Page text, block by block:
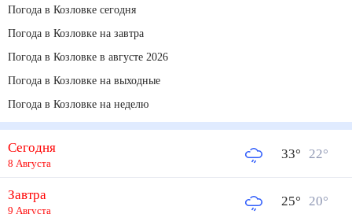
Погода в Козловке сегодня
Погода в Козловке на завтра
Погода в Козловке в августе 2026
Погода в Козловке на выходные
Погода в Козловке на неделю
Сегодня
8 Августа
33° 22°
Завтра
9 Августа
25° 20°